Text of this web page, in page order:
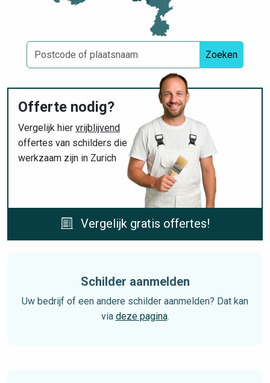
Zoeken
Offerte nodig?
Vergelijk hier vrijblijvend
offertes van schilders die
werkzaam zijn in Zurich
Vergelijk gratis offertes!
Schilder aanmelden
Uw bedrijf of een andere schilder aanmelden? Dat kan
via deze pagina.